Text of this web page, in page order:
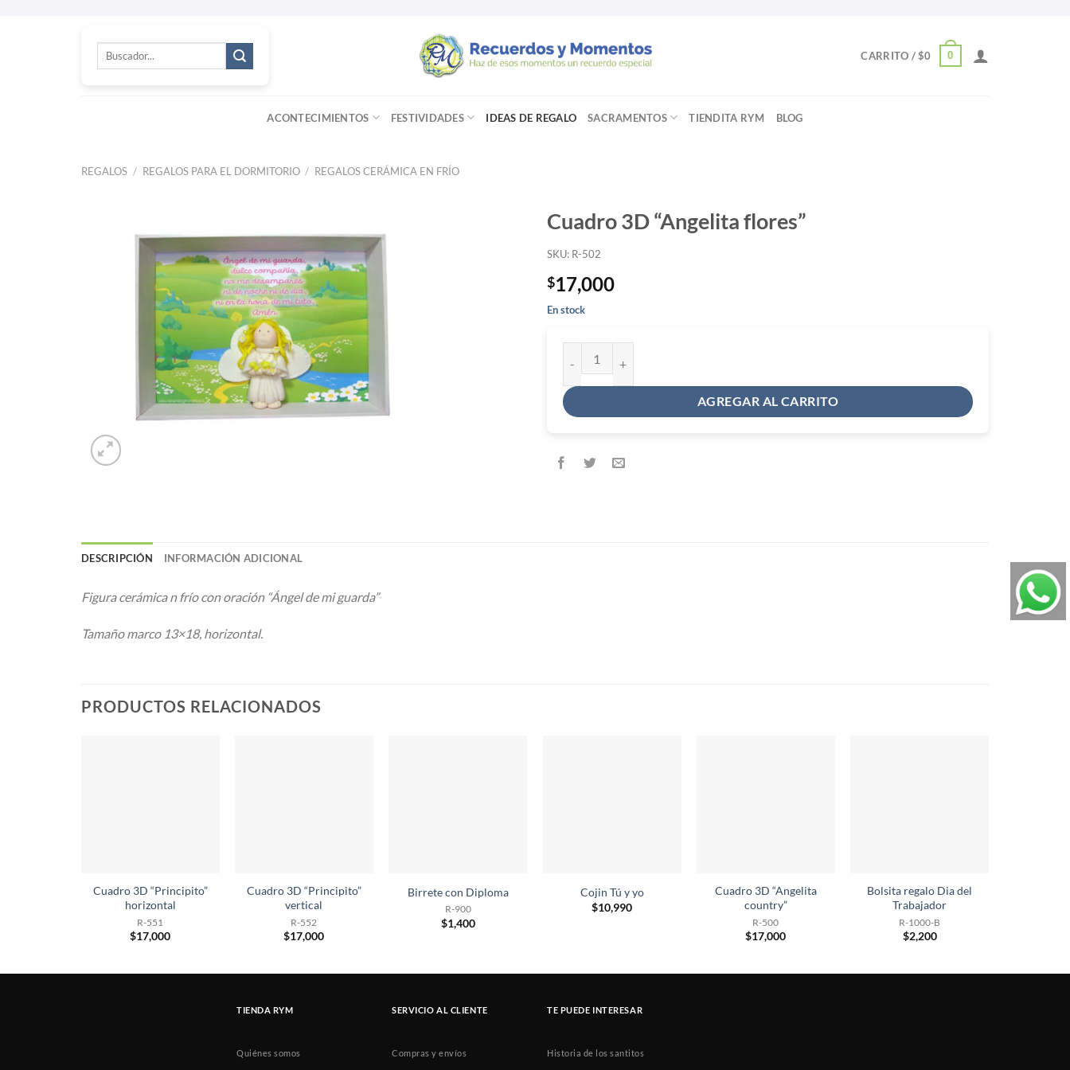
Buscar
CARRITO /$0 0
ACONTECIMIENTOS FESTIVIDADES IDEAS DE REGALO SACRAMENTOS TIENDITA RYM BLOG
REGALOS / REGALOS PARA EL DORMITORIO / REGALOS CERÁMICA EN FRÍO
Cuadro 3D “Angelita flores”
SKU: R-502
$17,000
En stock
AGREGAR AL CARRITO
DESCRIPCIÓN INFORMACIÓN ADICIONAL
Figura cerámica n frío con oración “Ángel de mi guarda”
Tamaño marco 13×18, horizontal.
PRODUCTOS RELACIONADOS
Cuadro 3D “Principito”
horizontal
R-551
$17,000
Cuadro 3D “Principito”
vertical
R-552
$17,000
Birrete con Diploma
R-900
$1,400
Cojin Tú y yo
$10,990
Cuadro 3D “Angelita
country”
R-500
$17,000
Bolsita regalo Dia del
Trabajador
R-1000-B
$2,200
TIENDA RYM
Quiénes somos
SERVICIO AL CLIENTE
Compras y envíos
TE PUEDE INTERESAR
Historia de los santitos